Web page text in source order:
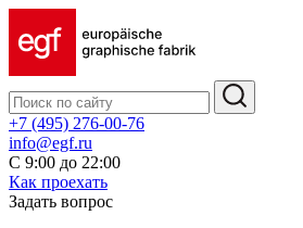
+7 (495) 276-00-76
info@egf.ru
С 9:00 до 22:00
Как проехать
Задать вопрос